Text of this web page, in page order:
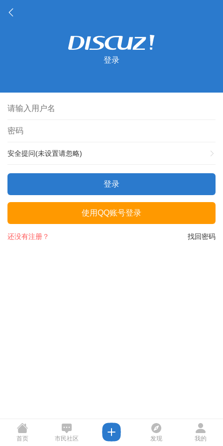
登录
安全提问(未设置请忽略)
登录
使用QQ账号登录
找回密码
还没有注册？
首页 市民社区 发现 我的